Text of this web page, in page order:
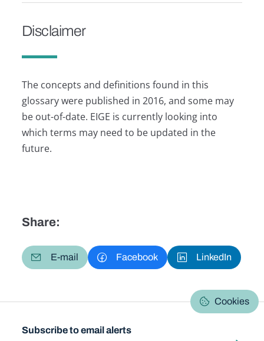
Disclaimer
The concepts and definitions found in this
glossary were published in 2016, and some may
be out-of-date. EIGE is currently looking into
which terms may need to be updated in the
future.
Share:
E-mail Facebook LinkedIn
Cookies
Subscribe to email alerts